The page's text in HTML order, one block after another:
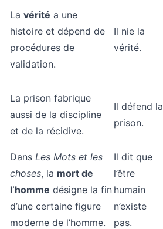
La vérité a une
histoire et dépend de
procédures de
validation.
Il nie la
vérité.
La prison fabrique
aussi de la discipline
et de la récidive.
Il défend la
prison.
Dans Les Mots et les
choses, la mort de
l’homme désigne la fin
d’une certaine figure
moderne de l’homme.
Il dit que
l’être
humain
n’existe
pas.